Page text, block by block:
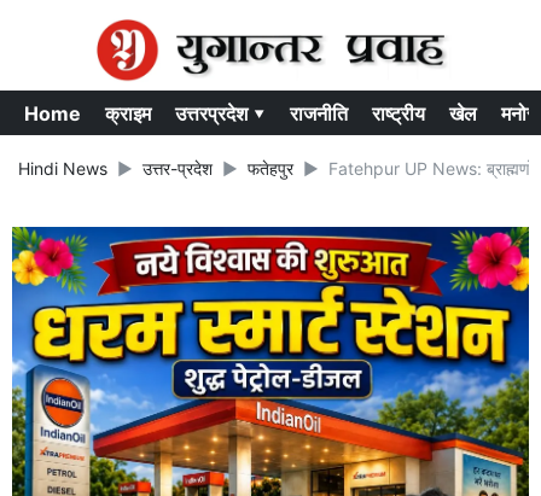
Home क्राइम उत्तरप्रदेश ▾ राजनीति राष्ट्रीय खेल
Hindi News उत्तर-प्रदेश फतेहपुर Fatehpur UP News: ब्राह्मणों